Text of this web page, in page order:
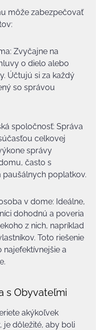
môže zabezpečovať
Zvyčajne na
o dielo alebo
Účtujú si za každý
so správou
spoločnosť: Správa
celkovej
správy
často s
paušálnych poplatkov.
v dome: Ideálne,
dohodnú a poveria
z nich, napríklad
Toto riešenie
najefektívnejšie a
s Obyvateľmi
akýkoľvek
je dôležité, aby boli